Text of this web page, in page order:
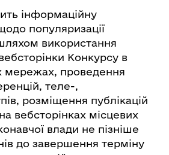
інформаційну
популяризації
використання
Конкурсу в
мережах, проведення
теле-,
розміщення публікацій
вебсторінках місцевих
влади не пізніше
до завершення терміну